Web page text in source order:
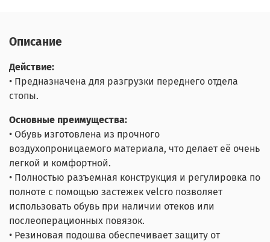
Описание
Действие:
• Предназначена для разгрузки переднего отдела
стопы.
Основные преимущества:
• Обувь изготовлена из прочного
воздухопроницаемого материала, что делает её очень
легкой и комфортной.
• Полностью разъемная конструкция и регулировка по
полноте с помощью застежек velcro позволяет
использовать обувь при наличии отеков или
послеоперационных повязок.
• Резиновая подошва обеспечивает защиту от